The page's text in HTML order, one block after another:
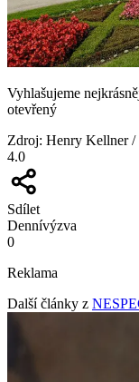
Vyhlašujeme
otevřený
Zdroj: Henry Kellner /
4.0
Sdílet
Dennívýzva
0
Reklama
Další články z